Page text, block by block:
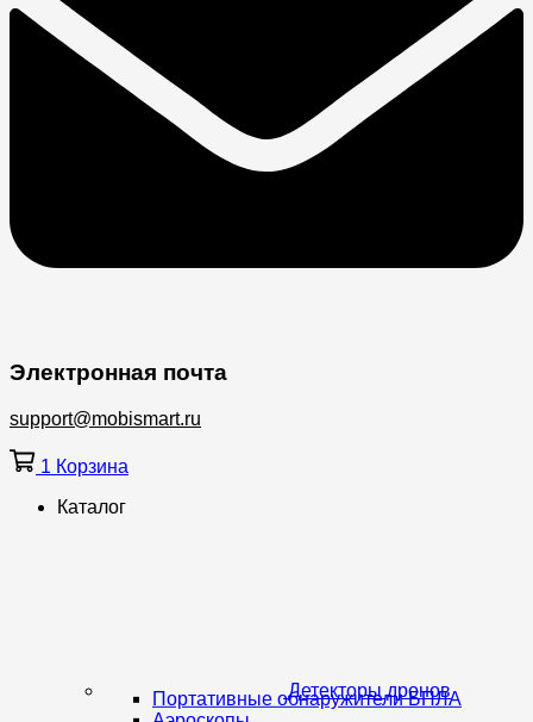
Электронная почта
support@mobismart.ru
1 Корзина
Каталог
Детекторы дронов
Портативные обнаружители БПЛА